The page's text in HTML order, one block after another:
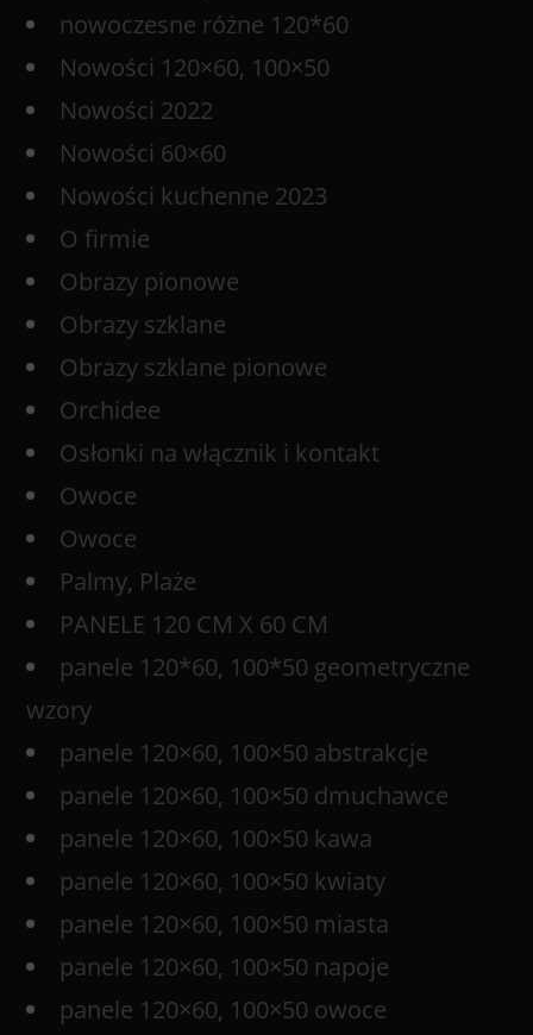
nowoczesne różne 120*60
Nowości 120×60, 100×50
Nowości 2022
Nowości 60×60
Nowości kuchenne 2023
O firmie
Obrazy pionowe
Obrazy szklane
Obrazy szklane pionowe
Orchidee
Osłonki na włącznik i kontakt
Owoce
Owoce
Palmy, Plaże
PANELE 120 CM X 60 CM
panele 120*60, 100*50 geometryczne
wzory
panele 120×60, 100×50 abstrakcje
panele 120×60, 100×50 dmuchawce
panele 120×60, 100×50 kawa
panele 120×60, 100×50 kwiaty
panele 120×60, 100×50 miasta
panele 120×60, 100×50 napoje
panele 120×60, 100×50 owoce